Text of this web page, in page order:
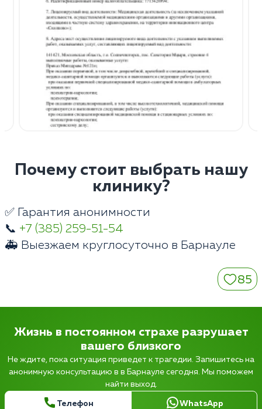
Почему стоит выбрать нашу
клинику?
✅ Гарантия анонимности
📞 +7 (385) 259-51-54
🚑 Выезжаем круглосуточно в Барнауле
85
Жизнь в постоянном страхе разрушает
вашего близкого
Не ждите, пока ситуация приведет к трагедии. Запишитесь на
анонимную консультацию в в Барнауле сегодня. Мы поможем
найти выход.
Телефон WhatsApp